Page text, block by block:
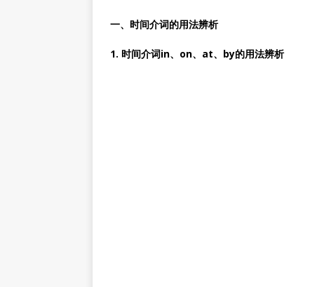
一、时间介词的用法辨析
1. 时间介词in、on、at、by的用法辨析